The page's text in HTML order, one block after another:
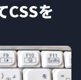
CSSを